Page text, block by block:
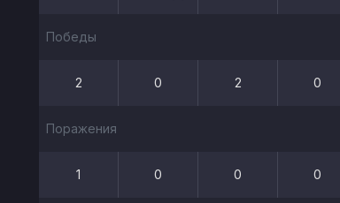
Победы
2 0 2 0
Поражения
1 0 0 0